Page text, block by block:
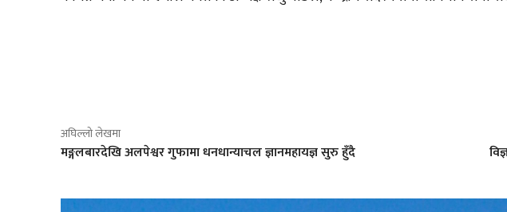
अघिल्लो लेखमा
मङ्गलबारदेखि अलपेश्वर गुफामा धनधान्याचल ज्ञानमहायज्ञ सुरु हुँदै